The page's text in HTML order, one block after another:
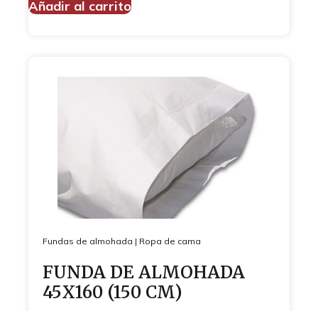
Añadir al carrito
Fundas de almohada | Ropa de cama
FUNDA DE ALMOHADA
45X160 (150 CM)